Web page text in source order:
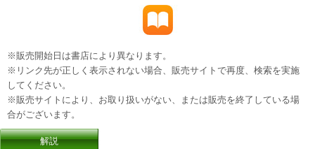
※販売開始日は書店により異なります。
※リンク先が正しく表示されない場合、販売サイトで再度、検索を実施
してください。
※販売サイトにより、お取り扱いがない、または販売を終了している場
合がございます。
解説